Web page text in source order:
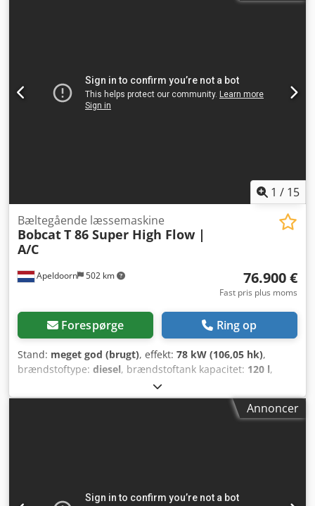
1 / 15
Apeldoorn 502 km
Bæltegående læssemaskine
BobcatT 86 Super High Flow |
A/C
76.900 €
Fast pris plus moms
Forespørge Ring op
Stand: meget god (brugt), effekt: 78 kW (106,05 hk),
brændstoftype: diesel, brændstoftank kapacitet: 120 l,
3.350 mm
driftstimer:1.168 h, Udstyr:klimaanlæg, Antal cylindre: 4
Totalvægt (zGG): 5.643 kg Mål (L x B x H): 390 x 203 x 211 cm
- Skovbeskyttelsessæt - Gummibælter - Høj flow -
Annoncer